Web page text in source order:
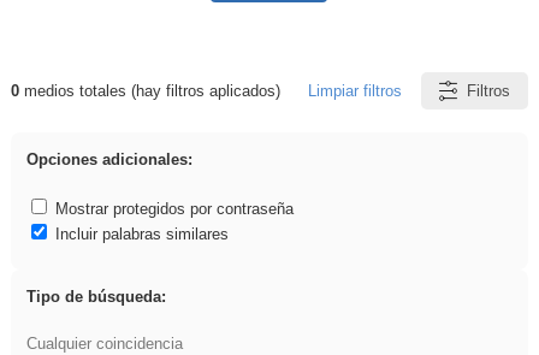
Resultados de: platillos
0medios totales (hay filtros aplicados) Limpiar filtros Filtros
Opciones adicionales:
Mostrar protegidos por contraseña
Incluir palabras similares
Tipo de búsqueda:
Cualquier coincidencia